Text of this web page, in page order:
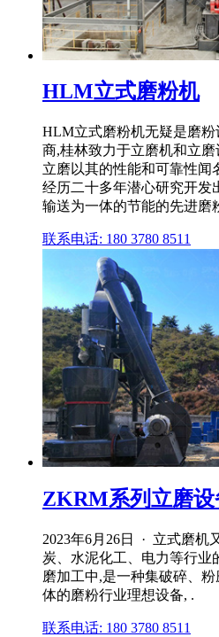
HLM立式磨粉机
HLM立式磨粉机无疑是磨
商,桂林致力于立磨机和立
立磨以其的性能和可靠性
经历二十多年潜心研究开发
输送为一体的节能的先进磨
联系电话: 180 3780 8511
ZKRM系列立磨设
2023年6月26日 · 立式磨机
炭、水泥化工、电力等行业
磨加工中,是一种集破碎、
体的磨粉行业理想设备, .
联系电话: 180 3780 8511